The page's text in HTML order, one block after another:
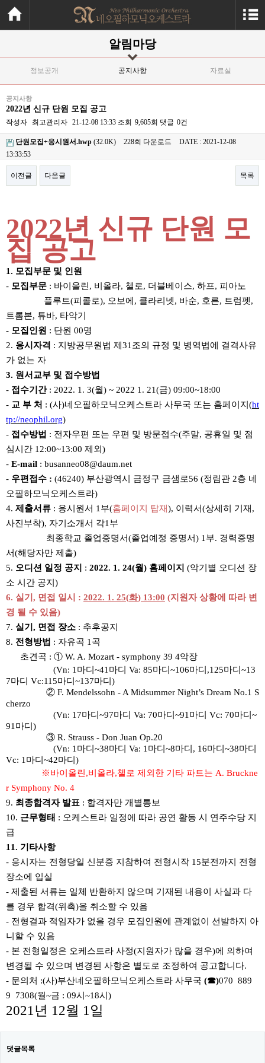
알림마당
정보공개 공지사항 자료실
공지사항
2022년 신규 단원 모집 공고
작성자 최고관리자 21-12-08 13:33 조회 9,605회 댓글 0건
단원모집+응시원서.hwp (32.0K) 228회 다운로드
DATE : 2021-12-08
13:33:53
이전글 다음글 목록
2022년 신규 단원 모
집 공고
1. 모집부문 및 인원
- 모집부문 : 바이올린 , 비올라, 첼로, 더블베이스, 하프, 피아노
플루트(피콜로), 오보에 , 클라리넷, 바순, 호른, 트럼펫,
트롬본, 튜바, 타악기
- 모집인원 : 단원 00명
2. 응시자격 : 지방공무원법 제 31 조의 규정 및 병역법에 결격사유
가 없는 자
3. 원서교부 및 접수방법
- 접수기간 : 2022. 1. 3(월) ~ 2022 1. 21(금) 09:00~18:00
- 교 부 처 : (사)네오필하모닉오케스트라 사무국 또는 홈페이지 (ht
tp://neophil.org)
- 접수방법 : 전자우편 또는 우편 및 방문접수(주말, 공휴일 및 점
심시간 12:00~13:00 제외 )
- E-mail : busanneo08@daum.net
- 우편접수 : (46240) 부산광역시 금정구 금샘로56 (정림관 2층 네
오필하모닉오케스트라)
4. 제출서류 : 응시원서 1 부(홈페이지 탑재), 이력서(상세히 기재 ,
사진부착), 자기소개서 각1 부
최종학교 졸업증명서(졸업예정 증명서) 1 부. 경력증명
서(해당자만 제출)
5. 오디션 일정 공지 : 2022. 1. 24(월) 홈페이지 (악기별 오디션 장
소 시간 공지 )
6. 실기 , 면접 일시 : 2022. 1. 25(화) 13:00 (지원자 상황에 따라 변
경 될 수 있음)
7. 실기 , 면접 장소 : 추후공지
8. 전형방법 : 자유곡 1 곡
초견곡 : ① W. A. Mozart - symphony 39 4악장
(Vn: 1 마디 ~41 마디 Va: 85마디 ~106마디 ,125마디 ~13
7마디 Vc:115마디 ~137마디 )
② F. Mendelssohn - A Midsummer Night’s Dream No.1 S
cherzo
(Vn: 17마디 ~97마디 Va: 70마디 ~91 마디 Vc: 70마디 ~
91 마디 )
③ R. Strauss - Don Juan Op.20
(Vn: 1 마디 ~38마디 Va: 1 마디 ~8마디 , 16마디 ~38마디
Vc: 1 마디 ~42마디 )
※바이올린,비올라,첼로 제외한 기타 파트는 A. Bruckne
r Symphony No. 4
9. 최종합격자 발표 : 합격자만 개별통보
10. 근무형태 : 오케스트라 일정에 따라 공연 활동 시 연주수당 지
급
11. 기타사항
- 응시자는 전형당일 신분증 지참하여 전형시작 15분전까지 전형
장소에 입실
- 제출된 서류는 일체 반환하지 않으며 기재된 내용이 사실과 다
를 경우 합격(위촉)을 취소할 수 있음
- 전형결과 적임자가 없을 경우 모집인원에 관계없이 선발하지 아
니할 수 있음
- 본 전형일정은 오케스트라 사정(지원자가 많을 경우)에 의하여
변경될 수 있으며 변경된 사항은 별도로 조정하여 공고합니다.
- 문의처 :(사)부산네오필하모닉오케스트라 사무국 (☎)070 ­ 889
9 ­ 7308(월~금 : 09시 ~18시 )
2021년 12월 1일
댓글목록